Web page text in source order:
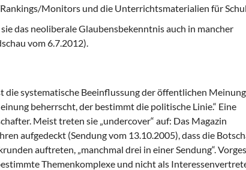
Monitors und die Unterrichtsmaterialien für
das neoliberale Glaubensbekenntnis auch in mancher
vom 6.7.2012).
die systematische Beeinflussung der öffentlichen
beherrscht, der bestimmt die politische Linie.“ Eine
Meist treten sie „undercover“ auf: Das Magazin
aufgedeckt (Sendung vom 13.10.2005), dass die
auftreten, „manchmal drei in einer Sendung“.
Themenkomplexe und nicht als